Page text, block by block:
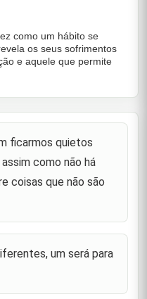
como um hábito se
os seus sofrimentos
e aquele que permite
um sábio de
submissão à vontade
um estado venerável,
nova e o pensamento
a paciência é o
ficarmos quietos
como não há
coisas que não são
um será para